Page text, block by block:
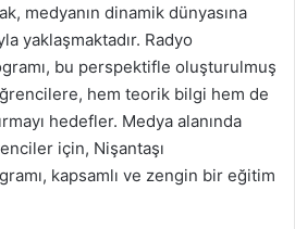
medyanın dinamik dünyasına
yaklaşmaktadır. Radyo
bu perspektifle oluşturulmuş
hem teorik bilgi hem de
hedefler. Medya alanında
için, Nişantaşı
kapsamlı ve zengin bir eğitim